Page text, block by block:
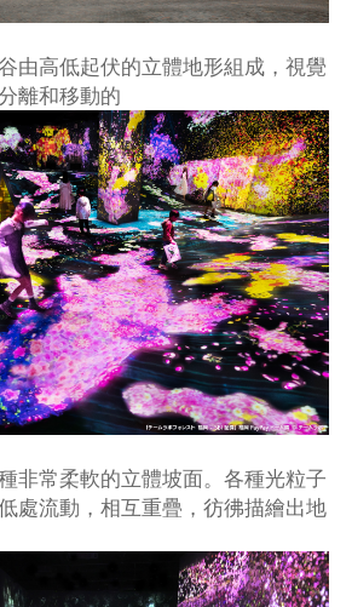
由高低起伏的立體地形組成，視覺
離和移動的
非常柔軟的立體坡面。各種光粒子
處流動，相互重疊，彷彿描繪出地